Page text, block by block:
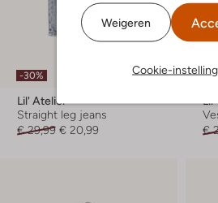
Weigeren
Cookie-
-30%
Lil' Atelier
Straight leg jeans
€ 29,99 € 20,99
-
€